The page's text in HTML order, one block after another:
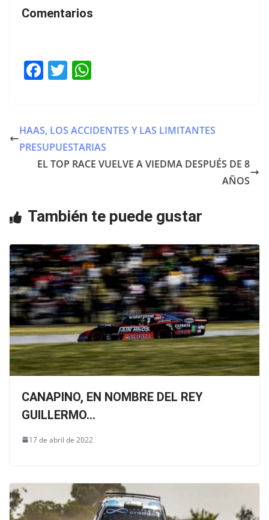
Comentarios
F
e
b
o
T
er s
A
p
HAAS, LOS ACCIDENTES Y LAS LIMITANTES
PRESUPUESTARIAS
EL TOP RACE VUELVE A VIEDMA DESPUÉS DE 8
AÑOS
También te puede gustar
CANAPINO, EN NOMBRE DEL REY
GUILLERMO...
17 de abril de 2022